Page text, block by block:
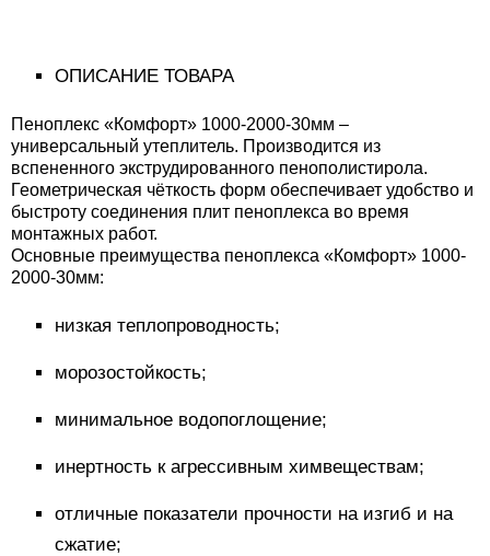
ОПИСАНИЕ ТОВАРА
Пеноплекс «Комфорт» 1000-2000-30мм –
универсальный утеплитель. Производится из
вспененного экструдированного пенополистирола.
Геометрическая чёткость форм обеспечивает удобство и
быстроту соединения плит пеноплекса во время
монтажных работ.
Основные преимущества пеноплекса «Комфорт» 1000-
2000-30мм:
низкая теплопроводность;
морозостойкость;
минимальное водопоглощение;
инертность к агрессивным химвеществам;
отличные показатели прочности на изгиб и на
сжатие;